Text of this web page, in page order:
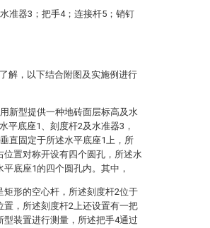
准器3；把手4；连接杆5；销钉
解，以下结合附图及实施例进行
新型提供一种地砖面层标高及水
平底座1、刻度杆2及水准器3，
直固定于所述水平底座1上，所
位置对称开设有四个圆孔，所述水
底座1的四个圆孔内。其中，
矩形的空心杆，所述刻度杆2位于
置，所述刻度杆2上还设置有一把
型装置进行测量，所述把手4通过